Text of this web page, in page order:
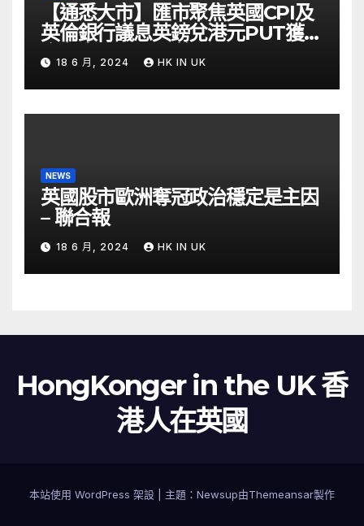
【通悉大市】匯市聚焦英國CPI及
英倫銀行議息英鎊兌港元PUT獲資
金留意 – Now 財經
18 6 月, 2024 HK IN UK
NEWS
英國股市歐洲奪冠政治穩定是主因
– 聯合報
18 6 月, 2024 HK IN UK
HongKonger in the UK 香
港人在英國
本站使用 WordPress 架設 主題： Newsup由Themeansar製作